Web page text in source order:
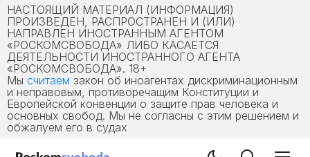
НАСТОЯЩИЙ МАТЕРИАЛ (ИНФОРМАЦИЯ)
ПРОИЗВЕДЕН, РАСПРОСТРАНЕН И (ИЛИ)
НАПРАВЛЕН ИНОСТРАННЫМ АГЕНТОМ
«РОСКОМСВОБОДА» ЛИБО КАСАЕТСЯ
ДЕЯТЕЛЬНОСТИ ИНОСТРАННОГО АГЕНТА
«РОСКОМСВОБОДА». 18+
Мы считаем закон об иноагентах дискриминационным
и неправовым, противоречащим Конституции и
Европейской конвенции о защите прав человека и
основных свобод. Мы не согласны с этим решением и
обжалуем его в судах